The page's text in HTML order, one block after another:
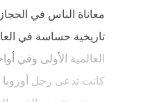
معاناة الناس في
تاريخية حساسة في
العالمية الأولى وفي
كانت تدعى رجل